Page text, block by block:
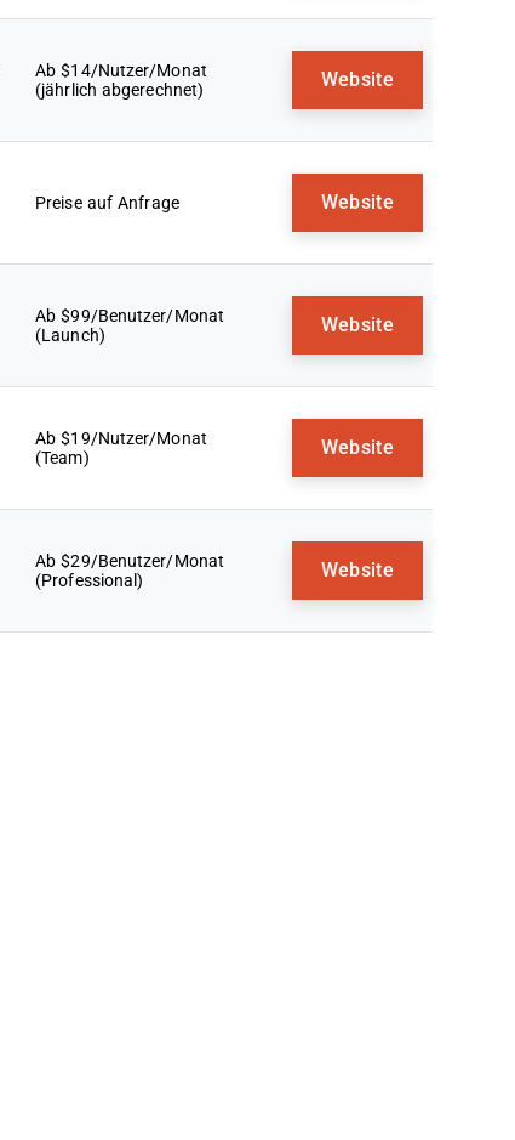
Ab $14/Nutzer/Monat
(jährlich abgerechnet)
Website
Preise auf Anfrage Website
Ab $99/Benutzer/Monat
(Launch)
Website
Ab $19/Nutzer/Monat
(Team)
Website
Ab $29/Benutzer/Monat
(Professional)
Website